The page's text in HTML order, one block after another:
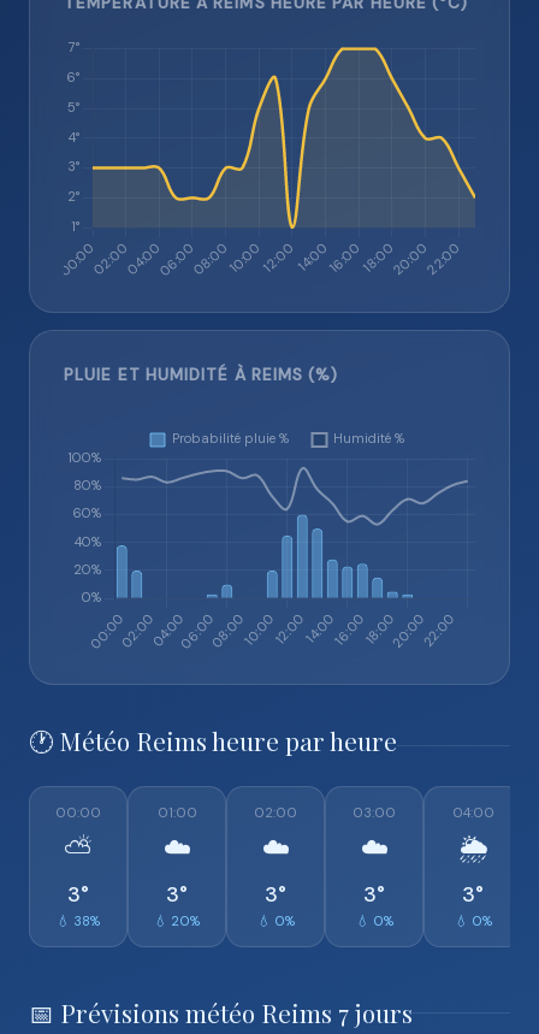
PLUIE ET HUMIDITÉ À REIMS (%)
🕐 Météo Reims heure par heure
00:00
⛅
3°
💧 38%
01:00
☁️
3°
💧 20%
02:00
☁️
3°
💧 0%
03:00
☁️
3°
💧 0%
04:00
🌦️
3°
💧 0%
📅 Prévisions météo Reims 7 jours